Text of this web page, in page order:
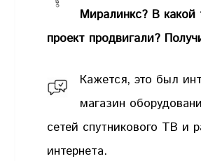
Миралинкс? В какой
проект продвигали?
Кажется, это был
магазин
сетей спутникового ТВ и
интернета.